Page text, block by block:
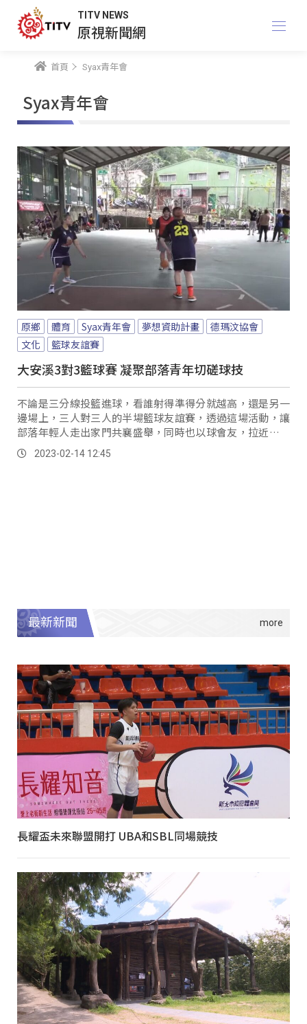
TITV NEWS
原視新聞網
首頁 Syax青年會
Syax青年會
原鄉 體育 Syax青年會 夢想資助計畫
德瑪汶協會
文化
籃球友誼賽
大安溪3對3籃球賽 凝聚部落青年切磋球技
不論是三分線投籃進球，看誰射得準得分就越高，還是另一
邊場上，三人對三人的半場籃球友誼賽，透過這場活動，讓
部落年輕人走出家門共襄盛舉，同時也以球會友，拉近彼此
間的距離。
2023-02-14 12:45
最新新聞
長耀盃未來聯盟開打 UBA和SBL同場競技